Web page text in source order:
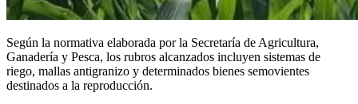
Según la normativa elaborada por la Secretaría de Agricultura,
Ganadería y Pesca, los rubros alcanzados incluyen sistemas de
riego, mallas antigranizo y determinados bienes semovientes
destinados a la reproducción.